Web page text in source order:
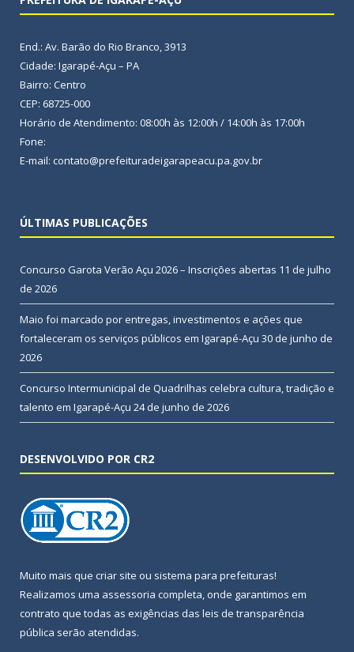
End.: Av. Barão do Rio Branco, 3913
Cidade: Igarapé-Açu – PA
Bairro: Centro
CEP: 68725-000
Horário de Atendimento: 08:00h às 12:00h / 14:00h às 17:00h
Fone:
E-mail: contato@prefeituradeigarapeacu.pa.gov.br
ÚLTIMAS PUBLICAÇÕES
Concurso Garota Verão Açu 2026 – Inscrições abertas 11 de julho
de 2026
Maio foi marcado por entregas, investimentos e ações que
fortaleceram os serviços públicos em Igarapé-Açu 30 de junho de
2026
Concurso Intermunicipal de Quadrilhas celebra cultura, tradição e
talento em Igarapé-Açu 24 de junho de 2026
DESENVOLVIDO POR CR2
Muito mais que criar site ou sistema para prefeituras!
Realizamos uma assessoria completa, onde garantimos em
contrato que todas as exigências das leis de transparência
pública serão atendidas.